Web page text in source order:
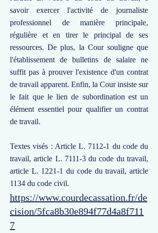
savoir exercer l'activité de journaliste
professionnel de manière principale,
régulière et en tirer le principal de ses
ressources. De plus, la Cour souligne que
l'établissement de bulletins de salaire ne
suffit pas à prouver l'existence d'un contrat
de travail apparent. Enfin, la Cour insiste sur
le fait que le lien de subordination est un
élément essentiel pour qualifier un contrat
de travail.
Textes visés : Article L. 7112-1 du code du
travail, article L. 7111-3 du code du travail,
article L. 1221-1 du code du travail, article
1134 du code civil.
https://www.courdecassation.fr/de
cision/5fca8b30e894f77d4a8f711
7